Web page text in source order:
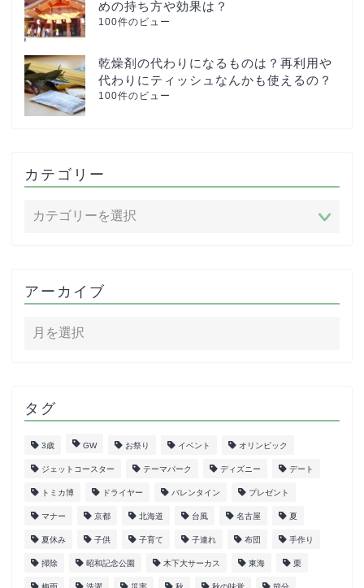
めの持ち方や効果は？
100件のビュー
乾燥剤の代わりになるものは？再利用や
代わりにティッシュなんかも使えるの？
100件のビュー
カテゴリー
アーカイブ
タグ
3歳 GW お祭り イベント オリンピック
ジェットコースター テーマパーク ディズニー デート
トミカ博 ドライヤー バレンタイン プレゼント
マナー 京都 北海道 台風 名古屋 夏
夏休み 子供 子育て 子連れ 布団 手作り
掃除 昭和記念公園 木下大サーカス 東海 栗